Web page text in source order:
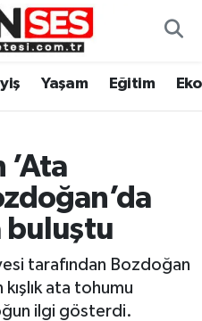
Yaşam Eğitim
’Ata
buluştu
tarafından Bozdoğan
kışlık ata tohumu
ilgi gösterdi.
Haritası